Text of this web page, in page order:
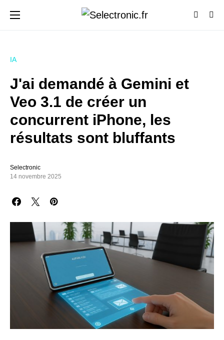
IA
J'ai demandé à Gemini et
Veo 3.1 de créer un
concurrent iPhone, les
résultats sont bluffants
Selectronic
14 novembre 2025